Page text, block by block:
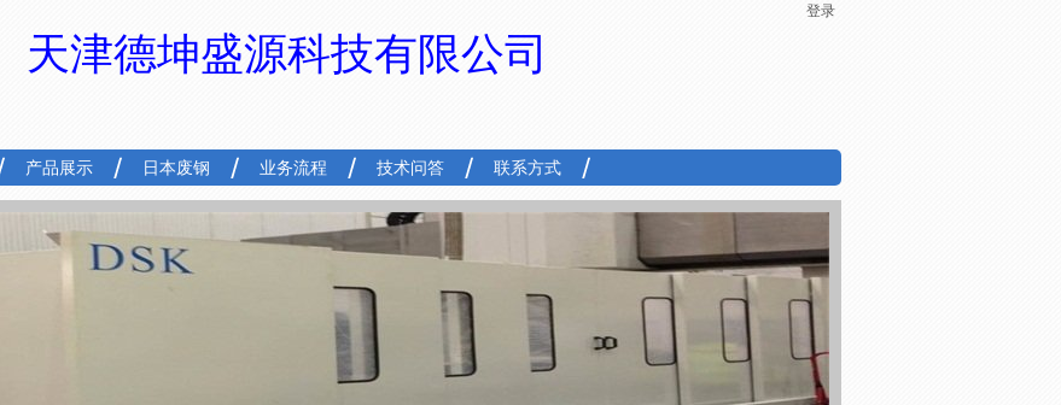
登录
天津德坤盛源科技有限公司
产品展示 日本废钢 业务流程 技术问答 联系方式